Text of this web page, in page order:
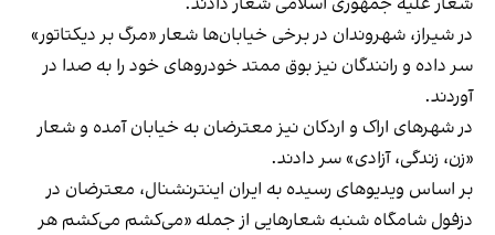
در شیراز، شهروندان در برخی خیابان‌ها شعار «مرگ بر دیکتاتور»
سر داده و رانندگان نیز بوق ممتد خودروهای خود را به صدا در
آوردند.
در شهرهای اراک و اردکان نیز معترضان به خیابان آمده و شعار
«زن، زندگی، آزادی» سر دادند.
بر اساس ویدیوهای رسیده به ایران اینترنشنال، معترضان در
دزفول شامگاه شنبه شعارهایی از جمله «می‌کشم می‌کشم هر